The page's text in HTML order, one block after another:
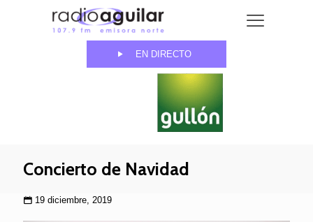
EN DIRECTO
Concierto de Navidad
19 diciembre, 2019